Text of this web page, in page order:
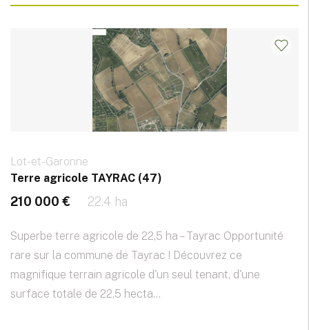
Lot-et-Garonne
Terre agricole TAYRAC (47)
210 000 € 22.4 ha
Superbe terre agricole de 22,5 ha – Tayrac Opportunité
rare sur la commune de Tayrac ! Découvrez ce
magnifique terrain agricole d'un seul tenant, d'une
surface totale de 22,5 hecta...